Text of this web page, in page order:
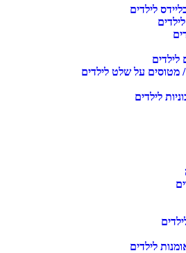
לילדים
לילדים
/ מטוסים על שלט לילדים
לילדים
לילדים